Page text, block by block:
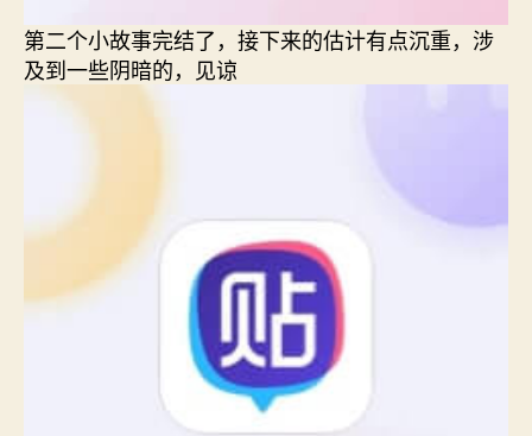
第二个小故事完结了，接下来的估计有点沉重，涉
及到一些阴暗的，见谅